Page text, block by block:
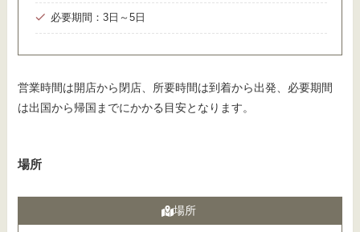
必要期間：3日～5日
営業時間は開店から閉店、所要時間は到着から出発、必要期間
は出国から帰国までにかかる目安となります。
場所
場所